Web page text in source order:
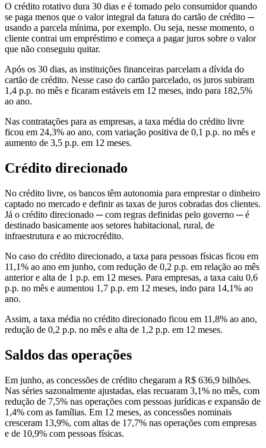
O crédito rotativo dura 30 dias e é tomado pelo consumidor quando
se paga menos que o valor integral da fatura do cartão de crédito ─
usando a parcela mínima, por exemplo. Ou seja, nesse momento, o
cliente contrai um empréstimo e começa a pagar juros sobre o valor
que não conseguiu quitar.
Após os 30 dias, as instituições financeiras parcelam a dívida do
cartão de crédito. Nesse caso do cartão parcelado, os juros subiram
1,4 p.p. no mês e ficaram estáveis em 12 meses, indo para 182,5%
ao ano.
Nas contratações para as empresas, a taxa média do crédito livre
ficou em 24,3% ao ano, com variação positiva de 0,1 p.p. no mês e
aumento de 3,5 p.p. em 12 meses.
Crédito direcionado
No crédito livre, os bancos têm autonomia para emprestar o dinheiro
captado no mercado e definir as taxas de juros cobradas dos clientes.
Já o crédito direcionado ─ com regras definidas pelo governo ─ é
destinado basicamente aos setores habitacional, rural, de
infraestrutura e ao microcrédito.
No caso do crédito direcionado, a taxa para pessoas físicas ficou em
11,1% ao ano em junho, com redução de 0,2 p.p. em relação ao mês
anterior e alta de 1 p.p. em 12 meses. Para empresas, a taxa caiu 0,6
p.p. no mês e aumentou 1,7 p.p. em 12 meses, indo para 14,1% ao
ano.
Assim, a taxa média no crédito direcionado ficou em 11,8% ao ano,
redução de 0,2 p.p. no mês e alta de 1,2 p.p. em 12 meses.
Saldos das operações
Em junho, as concessões de crédito chegaram a R$ 636,9 bilhões.
Nas séries sazonalmente ajustadas, elas recuaram 3,1% no mês, com
redução de 7,5% nas operações com pessoas jurídicas e expansão de
1,4% com as famílias. Em 12 meses, as concessões nominais
cresceram 13,9%, com altas de 17,7% nas operações com empresas
e de 10,9% com pessoas físicas.